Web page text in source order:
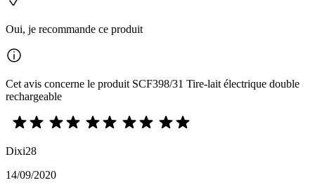
Oui, je recommande ce produit
Cet avis concerne le produit SCF398/31 Tire-lait électrique double
rechargeable
Dixi28
14/09/2020